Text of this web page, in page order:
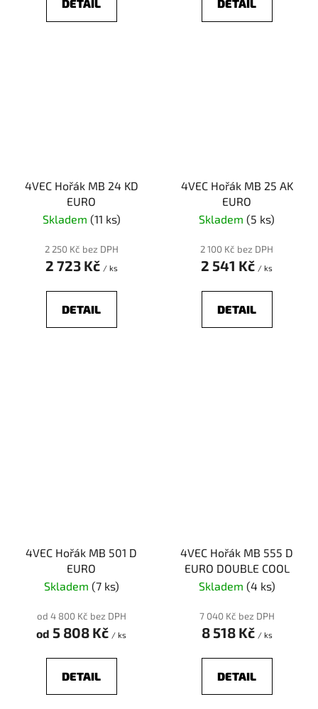
DETAIL DETAIL
4VEC Hořák MB 24 KD
EURO
Skladem (11 ks)
2 250 Kč bez DPH
2 723 Kč / ks
DETAIL
4VEC Hořák MB 25 AK
EURO
Skladem (5 ks)
2 100 Kč bez DPH
2 541 Kč / ks
DETAIL
4VEC Hořák MB 501 D
EURO
Skladem (7 ks)
od 4 800 Kč bez DPH
od 5 808 Kč / ks
DETAIL
4VEC Hořák MB 555 D
EURO DOUBLE COOL
Skladem (4 ks)
7 040 Kč bez DPH
8 518 Kč / ks
DETAIL